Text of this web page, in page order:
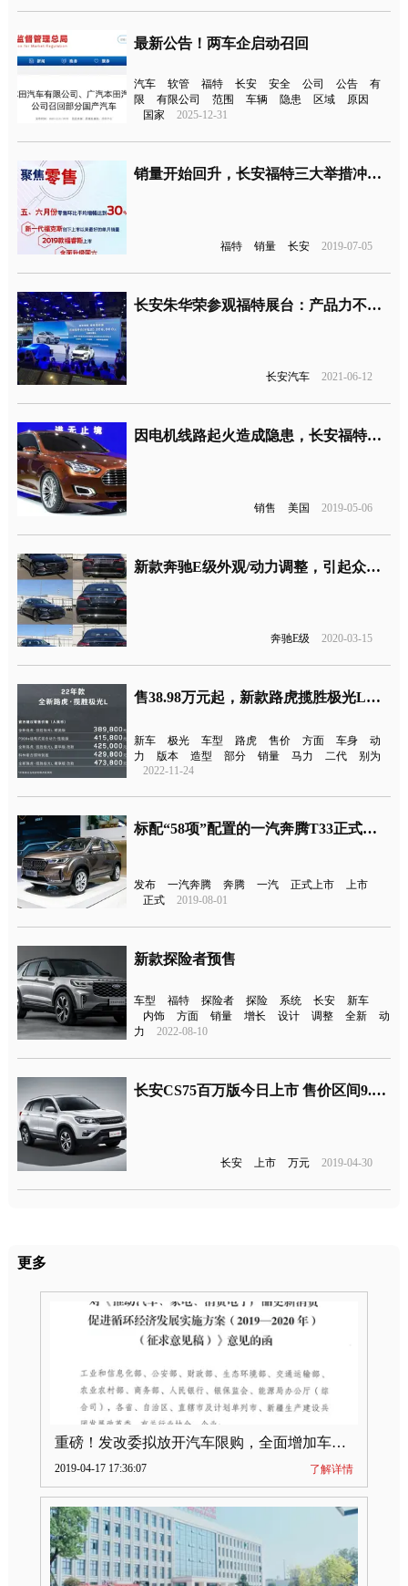
最新公告！两车企启动召回
汽车 软管 福特 长安 安全 公司 公告
有
限
有限公司 范围 车辆 隐患 区域
原因
国家
2025-12-31
销量开始回升，长安福特三大举措冲刺下半年
福特 销量 长安 2019-07-05
长安朱华荣参观福特展台：产品力不行就靠营销，拜托了！
长安汽车 2021-06-12
​因电机线路起火造成隐患，长安福特召回19070辆福睿斯车型
销售 美国 2019-05-06
新款奔驰E级外观/动力调整，引起众多网友“吐槽”
奔驰E级 2020-03-15
售38.98万元起，新款路虎揽胜极光L正式上市
新车 极光 车型 路虎 售价 方面 车身
动
力
版本 造型 部分 销量 马力 二代
别为
2022-11-24
标配“58项”配置的一汽奔腾T33正式发布，八月正式上市
发布 一汽奔腾 奔腾 一汽 正式上市
上市
正式
2019-08-01
新款探险者预售
车型 福特 探险者 探险 系统 长安
新车
内饰
方面 销量 增长 设计 调整 全新
动
力
2022-08-10
长安CS75百万版今日上市 售价区间9.58-10.78万元
长安 上市 万元 2019-04-30
更多
重磅！发改委拟放开汽车限购，全面增加车牌指标
2019-04-17 17:36:07 了解详情